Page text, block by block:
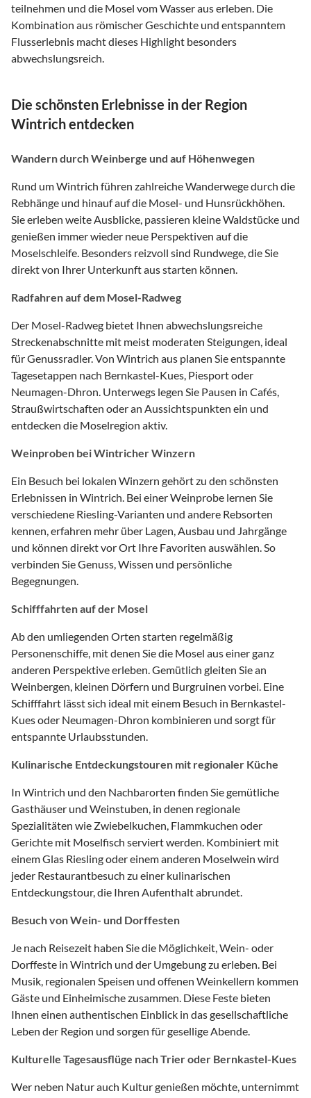
teilnehmen und die Mosel vom Wasser aus erleben. Die
Kombination aus römischer Geschichte und entspanntem
Flusserlebnis macht dieses Highlight besonders
abwechslungsreich.
Die schönsten Erlebnisse in der Region
Wintrich entdecken
Wandern durch Weinberge und auf Höhenwegen
Rund um Wintrich führen zahlreiche Wanderwege durch die
Rebhänge und hinauf auf die Mosel- und Hunsrückhöhen.
Sie erleben weite Ausblicke, passieren kleine Waldstücke und
genießen immer wieder neue Perspektiven auf die
Moselschleife. Besonders reizvoll sind Rundwege, die Sie
direkt von Ihrer Unterkunft aus starten können.
Radfahren auf dem Mosel-Radweg
Der Mosel-Radweg bietet Ihnen abwechslungsreiche
Streckenabschnitte mit meist moderaten Steigungen, ideal
für Genussradler. Von Wintrich aus planen Sie entspannte
Tagesetappen nach Bernkastel-Kues, Piesport oder
Neumagen-Dhron. Unterwegs legen Sie Pausen in Cafés,
Straußwirtschaften oder an Aussichtspunkten ein und
entdecken die Moselregion aktiv.
Weinproben bei Wintricher Winzern
Ein Besuch bei lokalen Winzern gehört zu den schönsten
Erlebnissen in Wintrich. Bei einer Weinprobe lernen Sie
verschiedene Riesling-Varianten und andere Rebsorten
kennen, erfahren mehr über Lagen, Ausbau und Jahrgänge
und können direkt vor Ort Ihre Favoriten auswählen. So
verbinden Sie Genuss, Wissen und persönliche
Begegnungen.
Schifffahrten auf der Mosel
Ab den umliegenden Orten starten regelmäßig
Personenschiffe, mit denen Sie die Mosel aus einer ganz
anderen Perspektive erleben. Gemütlich gleiten Sie an
Weinbergen, kleinen Dörfern und Burgruinen vorbei. Eine
Schifffahrt lässt sich ideal mit einem Besuch in Bernkastel-
Kues oder Neumagen-Dhron kombinieren und sorgt für
entspannte Urlaubsstunden.
Kulinarische Entdeckungstouren mit regionaler Küche
In Wintrich und den Nachbarorten finden Sie gemütliche
Gasthäuser und Weinstuben, in denen regionale
Spezialitäten wie Zwiebelkuchen, Flammkuchen oder
Gerichte mit Moselfisch serviert werden. Kombiniert mit
einem Glas Riesling oder einem anderen Moselwein wird
jeder Restaurantbesuch zu einer kulinarischen
Entdeckungstour, die Ihren Aufenthalt abrundet.
Besuch von Wein- und Dorffesten
Je nach Reisezeit haben Sie die Möglichkeit, Wein- oder
Dorffeste in Wintrich und der Umgebung zu erleben. Bei
Musik, regionalen Speisen und offenen Weinkellern kommen
Gäste und Einheimische zusammen. Diese Feste bieten
Ihnen einen authentischen Einblick in das gesellschaftliche
Leben der Region und sorgen für gesellige Abende.
Kulturelle Tagesausflüge nach Trier oder Bernkastel-Kues
Wer neben Natur auch Kultur genießen möchte, unternimmt